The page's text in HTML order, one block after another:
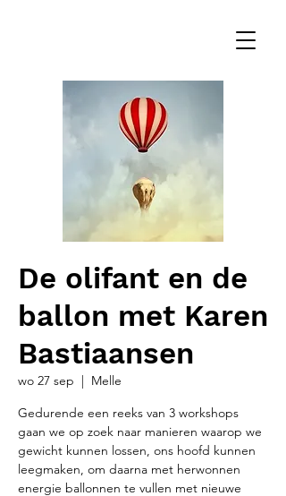
De olifant en de
ballon met Karen
Bastiaansen
wo 27 sep
  |
Melle
Gedurende een reeks van 3 workshops
gaan we op zoek naar manieren waarop we
gewicht kunnen lossen, ons hoofd kunnen
leegmaken, om daarna met herwonnen
energie ballonnen te vullen met nieuwe